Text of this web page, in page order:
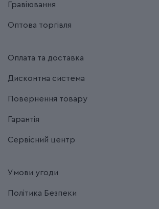
Гравіювання
Оптова торгівля
Оплата та доставка
Дисконтна система
Повернення товару
Гарантія
Сервісний центр
Умови угоди
Політика Безпеки